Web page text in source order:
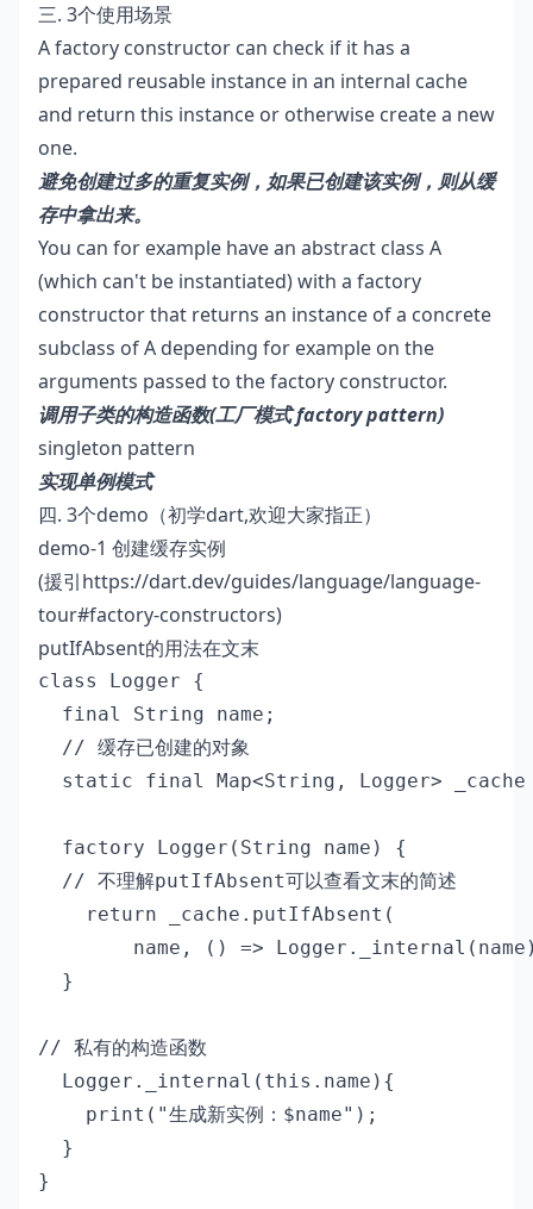
三. 3个使用场景
A factory constructor can check if it has a
prepared reusable instance in an internal cache
and return this instance or otherwise create a new
one.
避免创建过多的重复实例，如果已创建该实例，则从缓
存中拿出来。
You can for example have an abstract class A
(which can't be instantiated) with a factory
constructor that returns an instance of a concrete
subclass of A depending for example on the
arguments passed to the factory constructor.
调用子类的构造函数(工厂模式 factory pattern)
singleton pattern
实现单例模式
四. 3个demo（初学dart,欢迎大家指正）
demo-1 创建缓存实例
(援引https://dart.dev/guides/language/language-
tour#factory-constructors)
putIfAbsent的用法在文末
class Logger {
  final String name;
  // 缓存已创建的对象
static final Map<String, Logger>
  factory Logger(String name) {
  // 不理解putIfAbsent可以查看文末的简述
    return _cache.putIfAbsent(
name, () =>
  }
// 私有的构造函数
  Logger._internal(this.name){
    print("生成新实例：$name");
  }
}